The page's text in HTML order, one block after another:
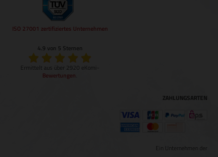
ISO 27001 zertifiziertes Unternehmen
4.9 von 5 Sternen
Ermittelt aus über 2920 eKomi-
Bewertungen
ZAHLUNGSARTEN
Ein Unternehmen der